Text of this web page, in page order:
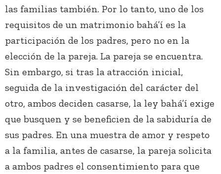
las familias también. Por lo tanto, uno de los
requisitos de un matrimonio bahá’í es la
participación de los padres, pero no en la
elección de la pareja. La pareja se encuentra.
Sin embargo, si tras la atracción inicial,
seguida de la investigación del carácter del
otro, ambos deciden casarse, la ley bahá’í exige
que busquen y se beneficien de la sabiduría de
sus padres. En una muestra de amor y respeto
a la familia, antes de casarse, la pareja solicita
a ambos padres el consentimiento para que